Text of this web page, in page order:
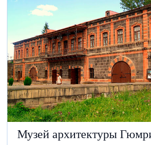
Музей архитектуры